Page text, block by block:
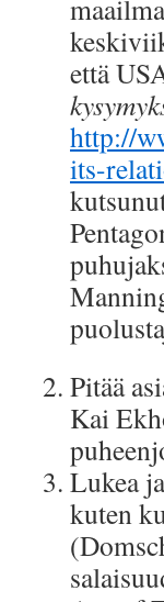
että
http://
its-
Pitää
Kai
Lukea
kuten